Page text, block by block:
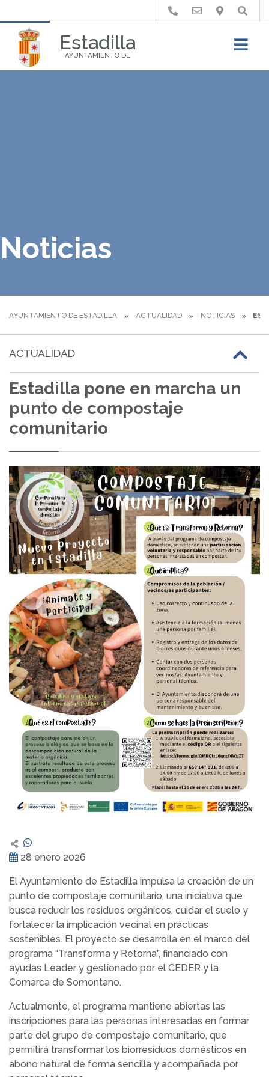
Estadilla
AYUNTAMIENTO DE
Buscar
Noticias
AYUNTAMIENTO DE ESTADILLA ACTUALIDAD NOTICIAS
ACTUALIDAD
Estadilla pone en marcha un
punto de compostaje
comunitario
28 enero 2026
El Ayuntamiento de Estadilla impulsa la creación de un
punto de compostaje comunitario, una iniciativa que
busca reducir los residuos orgánicos, cuidar el suelo y
fortalecer la implicación vecinal en prácticas
sostenibles. El proyecto se desarrolla en el marco del
programa “Transforma y Retorna”, financiado con
ayudas Leader y gestionado por el CEDER y la
Comarca de Somontano.
Actualmente, el programa mantiene abiertas las
inscripciones para las personas interesadas en formar
parte del grupo de compostaje comunitario, que
permitirá transformar los biorresiduos domésticos en
abono natural de forma sencilla y acompañada por